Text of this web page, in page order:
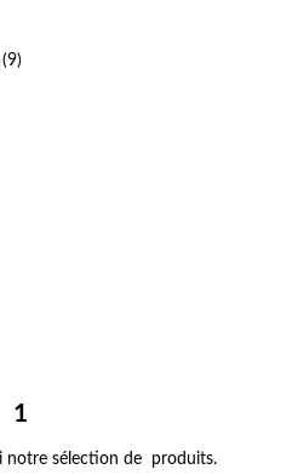
(9)
1
notre sélection de produits.